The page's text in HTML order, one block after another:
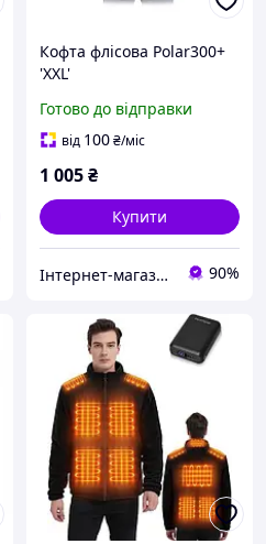
Кофта флісова Polar300+
'XXL'
Готово до відправки
від 100₴/міс
1 005₴
Купити
Інтернет-магазин 100 Мікрон 90%